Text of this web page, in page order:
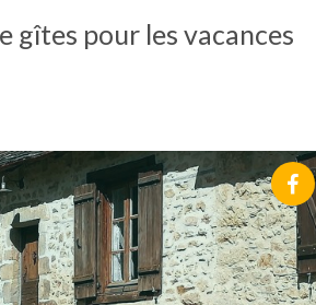
gîtes pour les vacances